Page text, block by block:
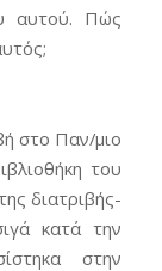
αυτού. Πώς
στο Παν/μιο
του
διατριβής-
κατά την
στην